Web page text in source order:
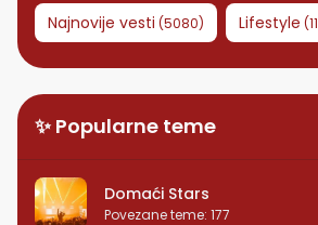
Najnovije vesti (5080) Lifestyle (
✨ Popularne teme
Domaći Stars
Povezane teme: 177